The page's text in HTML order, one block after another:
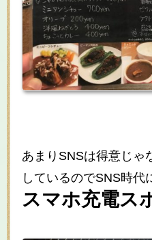
あまりSNSは得意じゃ
しているのでSNS時代
スマホ充電ス